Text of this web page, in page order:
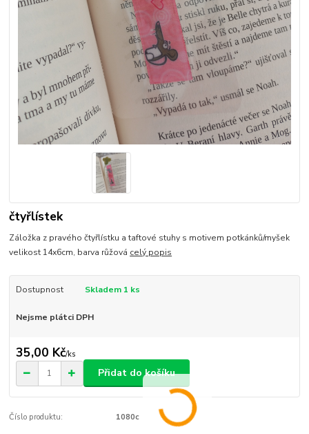
čtyřlístek
Záložka z pravého čtyřlístku a taftové stuhy s motivem potkánků/myšek
velikost 14x6cm, barva růžová celý popis
Dostupnost Skladem 1 ks
Nejsme plátci DPH
35,00 Kč/ks
Přidat do košíku
Číslo produktu: 1080c